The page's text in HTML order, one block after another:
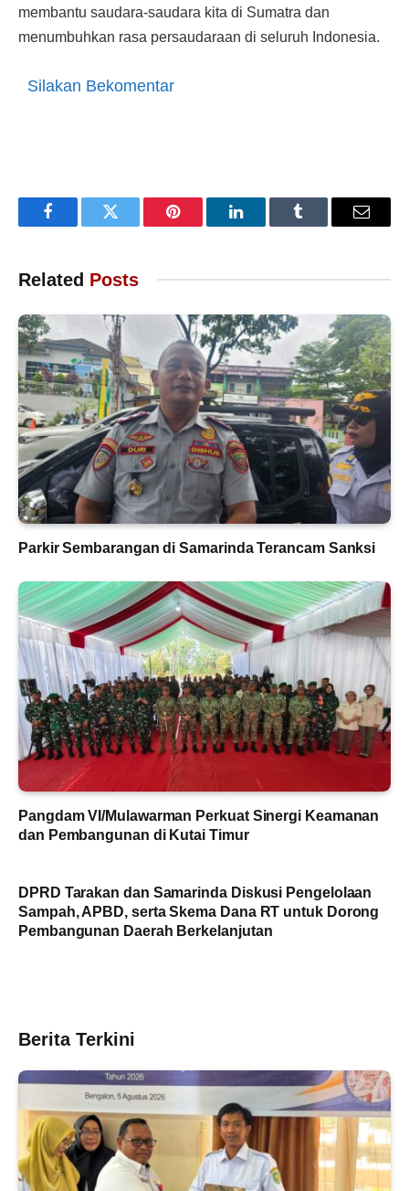
membantu saudara‑saudara kita di Sumatra dan
menumbuhkan rasa persaudaraan di seluruh Indonesia.
Silakan Bekomentar
FacebookTwitter Pinterest LinkedInTumblr Email
Related Posts
Parkir Sembarangan di Samarinda Terancam Sanksi
Pangdam VI/Mulawarman Perkuat Sinergi Keamanan
dan Pembangunan di Kutai Timur
DPRD Tarakan dan Samarinda Diskusi Pengelolaan
Sampah, APBD, serta Skema Dana RT untuk Dorong
Pembangunan Daerah Berkelanjutan
Berita Terkini